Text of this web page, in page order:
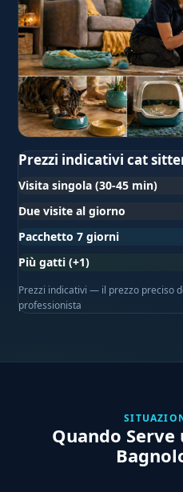
Prezzi indicativi cat
Visita singola (30-45 min)
Due visite al giorno
Pacchetto 7 giorni
Più gatti (+1)
Prezzi indicativi — il prezzo preciso
professionista
Quando